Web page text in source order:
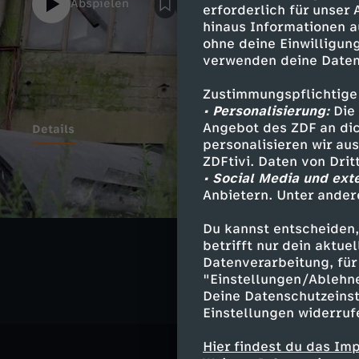
erforderlich für unser
hinaus Informationen
ohne deine
verwenden deine
• Personalisierung:Die
Angebot des ZDF an
personalisieren wir
ZDFtivi. Daten von
• Social Media und
Anbietern. Unter
Du kannst
betrifft nur dein
Datenverarbeitung,
"Einstellungen/
Deine
Einstellungen
Hier findest du das
Abspielen
Details
Ähnliche